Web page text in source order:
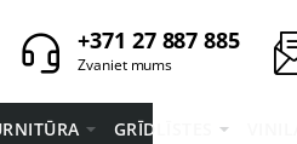
+371 27 887 885
Zvaniet mums
GRĪDLĪSTES